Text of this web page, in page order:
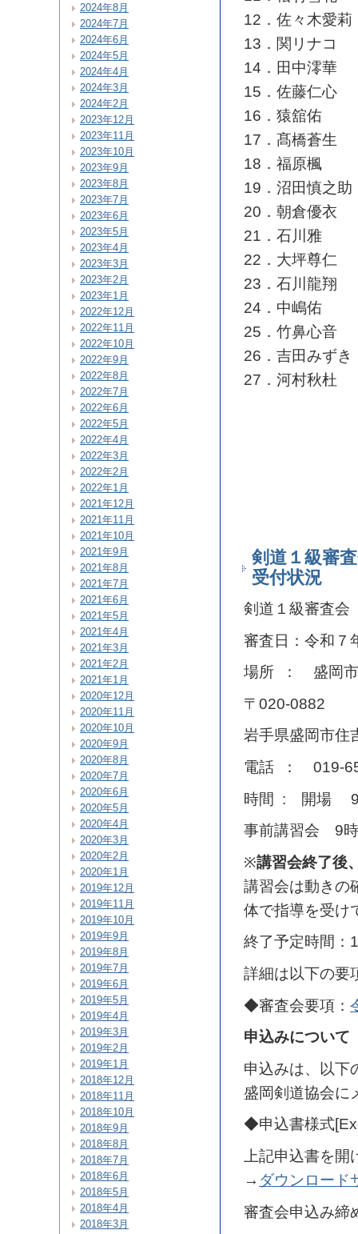
12．佐々木愛莉
13．関リナコ
14．田中澪華
15．佐藤仁心
16．猿舘佑
17．髙橋蒼生
18．福原楓
19．沼田慎之助
20．朝倉優衣
21．石川雅
22．大坪尊仁
23．石川龍翔
24．中嶋佑
25．竹鼻心音
26．吉田みずき
27．河村秋杜
剣道１級審
受付状況
剣道１級審査会
審査日：令和７
場所 ： 盛岡
〒020-0882
岩手県盛岡市住
電話 ： 019-
時間 : 開場 9
事前講習会 9
※講習会終了後
講習会は動きの
体で指導を受け
終了予定時間：
詳細は以下の要
◆審査会要項：
申込みについて
申込みは、以下
盛岡剣道協会に
◆申込書様式
上記申込書を
→ ダウンロード
審査会申込み締
2024年8月
2024年7月
2024年6月
2024年5月
2024年4月
2024年3月
2024年2月
2023年12月
2023年11月
2023年10月
2023年9月
2023年8月
2023年7月
2023年6月
2023年5月
2023年4月
2023年3月
2023年2月
2023年1月
2022年12月
2022年11月
2022年10月
2022年9月
2022年8月
2022年7月
2022年6月
2022年5月
2022年4月
2022年3月
2022年2月
2022年1月
2021年12月
2021年11月
2021年10月
2021年9月
2021年8月
2021年7月
2021年6月
2021年5月
2021年4月
2021年3月
2021年2月
2021年1月
2020年12月
2020年11月
2020年10月
2020年9月
2020年8月
2020年7月
2020年6月
2020年5月
2020年4月
2020年3月
2020年2月
2020年1月
2019年12月
2019年11月
2019年10月
2019年9月
2019年8月
2019年7月
2019年6月
2019年5月
2019年4月
2019年3月
2019年2月
2019年1月
2018年12月
2018年11月
2018年10月
2018年9月
2018年8月
2018年7月
2018年6月
2018年5月
2018年4月
2018年3月